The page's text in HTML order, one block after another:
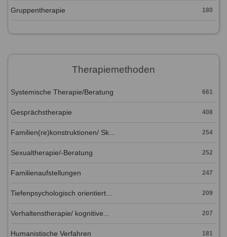
Gruppentherapie 180
Therapiemethoden
Systemische Therapie/Beratung 661
Gesprächstherapie 408
Familien(re)konstruktionen/ Sk... 254
Sexualtherapie/-Beratung 252
Familienaufstellungen 247
Tiefenpsychologisch orientiert... 209
Verhaltenstherapie/ kognitive... 207
Humanistische Verfahren 181